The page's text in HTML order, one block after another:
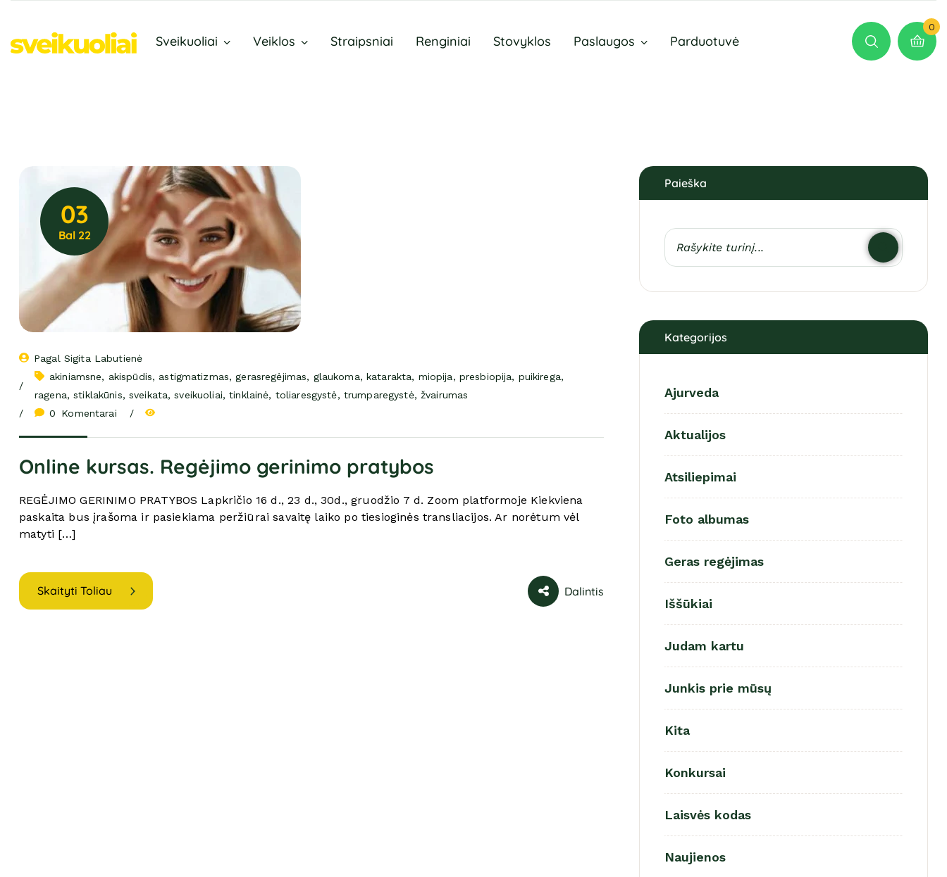
Sveikuoliai Veiklos Straipsniai Renginiai Stovyklos Paslaugos Parduotuvė
0
03
Bal 22
Pagal Sigita Labutienė
akiniamsne, akispūdis, astigmatizmas, gerasregėjimas, glaukoma, katarakta, miopija, presbiopija, puikirega,
ragena, stiklakūnis, sveikata, sveikuoliai, tinklainė, toliaresgystė, trumparegystė, žvairumas
0
Komentarai
Online kursas. Regėjimo gerinimo pratybos
REGĖJIMO GERINIMO PRATYBOS Lapkričio 16 d., 23 d., 30d., gruodžio 7 d. Zoom platformoje Kiekviena
paskaita bus įrašoma ir pasiekiama peržiūrai savaitę laiko po tiesioginės transliacijos. Ar norėtum vėl
matyti […]
Skaityti Toliau Dalintis
Paieška
Kategorijos
Ajurveda
Aktualijos
Atsiliepimai
Foto albumas
Geras regėjimas
Iššūkiai
Judam kartu
Junkis prie mūsų
Kita
Konkursai
Laisvės kodas
Naujienos